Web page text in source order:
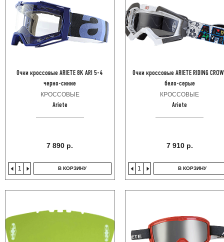
Очки кроссовые ARIETE 8K ARI 5-4
черно-синие
КРОССОВЫЕ
Ariete
7 890 р.
В КОРЗИНУ
Очки кроссовые ARIETE RIDING
бело-серые
КРОССОВЫЕ
Ariete
7 910 р.
В КОРЗИНУ